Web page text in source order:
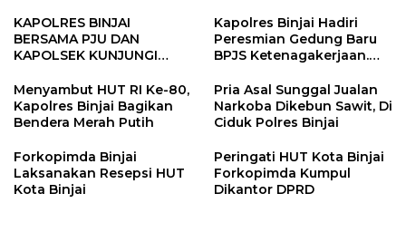
KAPOLRES BINJAI
BERSAMA PJU DAN
KAPOLSEK KUNJUNGI
BINJAI
Kapolres Binjai Hadiri
Peresmian Gedung Baru
BPJS Ketenagakerjaan.
Menyeluruh bagi Pekerja”
Menyambut HUT RI Ke-80,
Kapolres Binjai Bagikan
Bendera Merah Putih
Pria Asal Sunggal Jualan
Narkoba Dikebun Sawit, Di
Ciduk Polres Binjai
Forkopimda Binjai
Laksanakan Resepsi HUT
Kota Binjai
Peringati HUT Kota Binjai
Forkopimda Kumpul
Dikantor DPRD